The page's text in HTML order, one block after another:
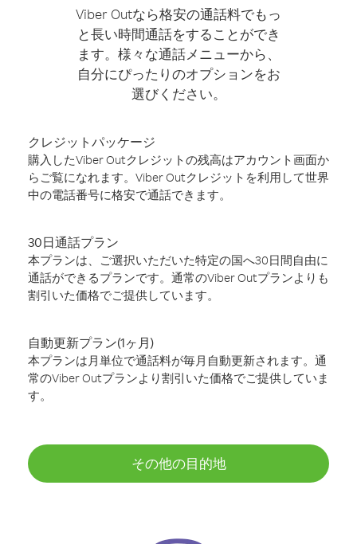
Viber Outなら格安の通話料でもっ
と長い時間通話をすることができ
ます。様々な通話メニューから、
自分にぴったりのオプションをお
選びください。
クレジットパッケージ
購入したViber Outクレジットの残高はアカウント画面か
らご覧になれます。Viber Outクレジットを利用して世界
中の電話番号に格安で通話できます。
30日通話プラン
本プランは、ご選択いただいた特定の国へ30日間自由に
通話ができるプランです。通常のViber Outプランよりも
割引いた価格でご提供しています。
自動更新プラン(1ヶ月)
本プランは月単位で通話料が毎月自動更新されます。通
常のViber Outプランより割引いた価格でご提供していま
す。
その他の目的地